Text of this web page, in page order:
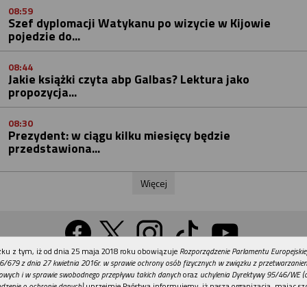
08:59
Szef dyplomacji Watykanu po wizycie w Kijowie
pojedzie do...
08:44
Jakie książki czyta abp Galbas? Lektura jako
propozycja...
08:30
Prezydent: w ciągu kilku miesięcy będzie
przedstawiona...
Więcej
Wersja na komputer
REKLAMA
z tym, iż od dnia 25 maja 2018 roku obowiązuje Rozporządzenie Parlamentu
679 z dnia 27 kwietnia 2016r. w sprawie ochrony osób fizycznych w związku z
i w sprawie swobodnego przepływu takich danychoraz uchylenia Dyrektywy 95/46/WE